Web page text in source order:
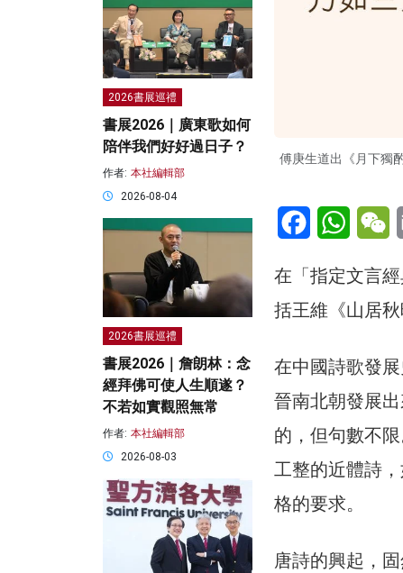
傅庚生道出《月下獨
Facebook
在「指定文言
括王維《山居
在中國詩歌發
晉南北朝發展
的，但句數不
工整的近體詩
格的要求。
唐詩的興起，
2026書展巡禮
書展2026｜廣東歌如何
陪伴我們好好過日子？
作者: 本社編輯部
2026-08-04
2026書展巡禮
書展2026｜詹朗林：念
經拜佛可使人生順遂？
不若如實觀照無常
作者: 本社編輯部
2026-08-03